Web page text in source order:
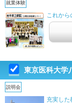
就業体験
これから
東京医科大学
説明会
充実した